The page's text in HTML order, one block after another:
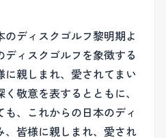
のディスクゴルフ黎明期よ
ディスクゴルフを象徴する
に親しまれ、愛されてまい
敬意を表するとともに、
、これからの日本のディ
、皆様に親しまれ、愛され